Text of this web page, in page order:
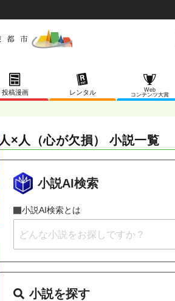
投稿漫画 レンタル
Web
コンテンツ大賞
人×人（心が欠損） 小説一覧
小説AI検索
小説AI検索とは
小説を探す